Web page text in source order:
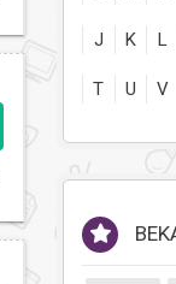
J K L
T U V